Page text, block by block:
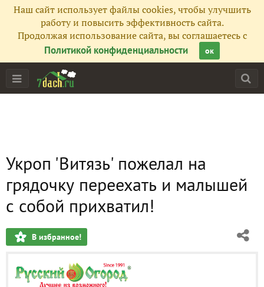
Наш сайт использует файлы cookies, чтобы улучшить
работу и повысить эффективность сайта.
Продолжая использование сайта, вы соглашаетесь с
Политикой конфиденциальности
ок
Укроп 'Витязь' пожелал на
грядочку переехать и малышей
с собой прихватил!
В избранное!